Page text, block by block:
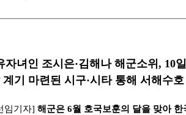
자녀인 조시은·김해나 해군소위 , 10
기 마련된 시구·시타 통해 서해수호
임기자] 해군은 6월 호국보훈의 달을 맞아